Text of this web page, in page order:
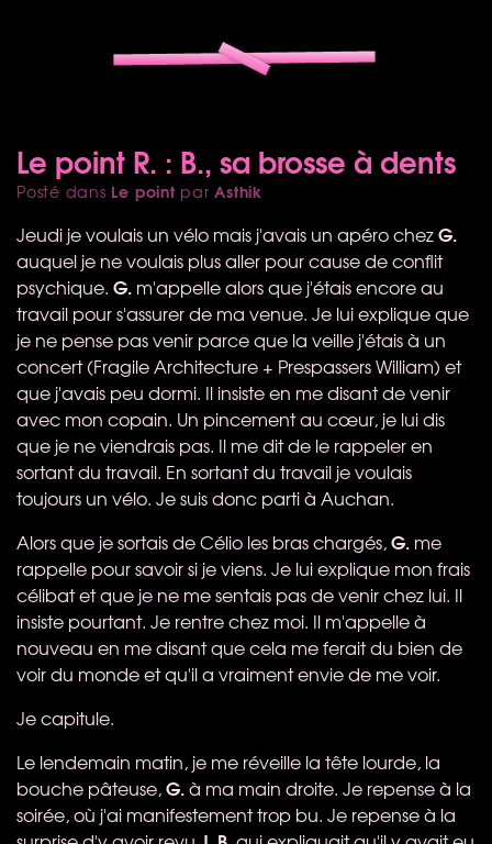
Le point R. : B., sa brosse à dents
Posté dans Le point parAsthik
Jeudi je voulais un vélo mais j'avais un apéro chezG.
auquel je ne voulais plus aller pour cause de conflit
psychique. G. m'appelle alors que j'étais encore au
travail pour s'assurer de ma venue. Je lui explique que
je ne pense pas venir parce que la veille j'étais à un
concert (Fragile Architecture + Prespassers William) et
que j'avais peu dormi. Il insiste en me disant de venir
avec mon copain. Un pincement au cœur, je lui dis
que je ne viendrais pas. Il me dit de le rappeler en
sortant du travail. En sortant du travail je voulais
toujours un vélo. Je suis donc parti à Auchan.
Alors que je sortais de Célio les bras chargés,G. me
rappelle pour savoir si je viens. Je lui explique mon frais
célibat et que je ne me sentais pas de venir chez lui. Il
insiste pourtant. Je rentre chez moi. Il m'appelle à
nouveau en me disant que cela me ferait du bien de
voir du monde et qu'il a vraiment envie de me voir.
Je capitule.
Le lendemain matin, je me réveille la tête lourde, la
bouche pâteuse,G.à ma main droite. Je repense à la
soirée, où j'ai manifestement trop bu. Je repense à la